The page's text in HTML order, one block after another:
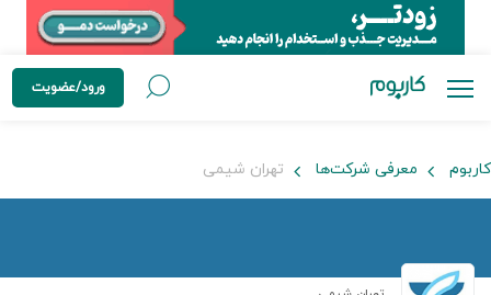
ورود/عضویت
کاربوم معرفی شرکت‌ها تهران شیمی